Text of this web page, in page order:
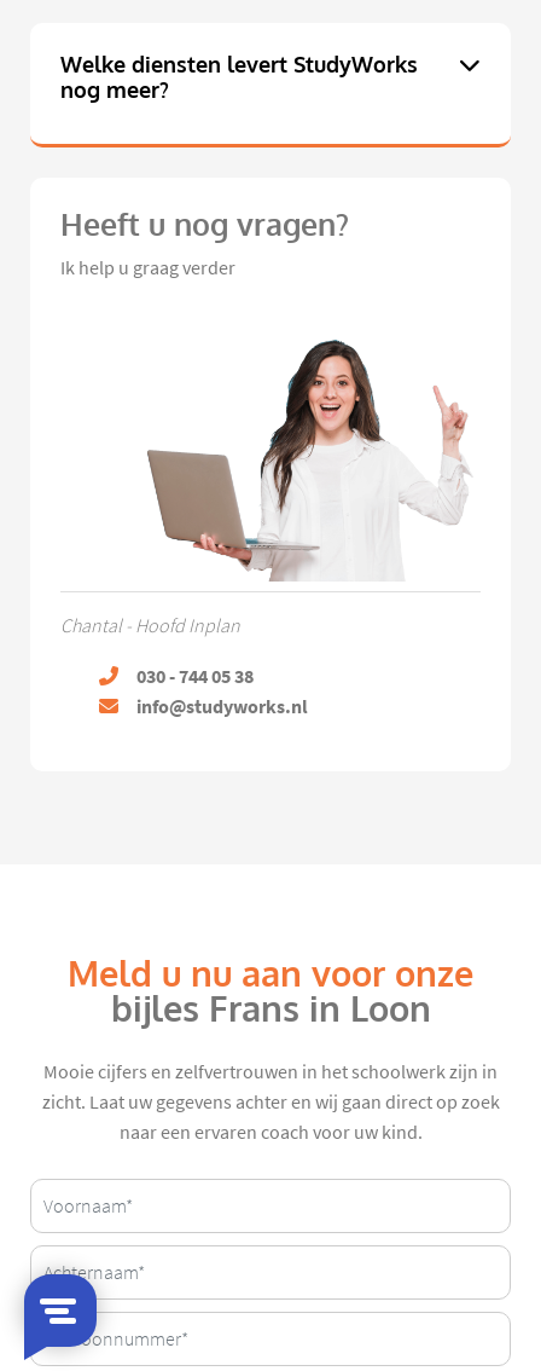
Welke diensten levert StudyWorks
nog meer?
Heeft u nog vragen?
Ik help u graag verder
Chantal - Hoofd Inplan
030 - 744 05 38
info@studyworks.nl
Meld u nu aan voor onze
bijles Frans in Loon
Mooie cijfers en zelfvertrouwen in het schoolwerk zijn in
zicht. Laat uw gegevens achter en wij gaan direct op zoek
naar een ervaren coach voor uw kind.